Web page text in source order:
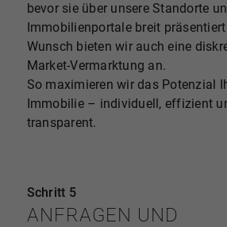
bevor sie über unsere Standorte
Immobilienportale breit
Wunsch bieten wir auch eine
Market-Vermarktung an.
So maximieren wir das Potenzial
Immobilie – individuell, effizient
transparent.
Schritt 5
ANFRAGEN UND